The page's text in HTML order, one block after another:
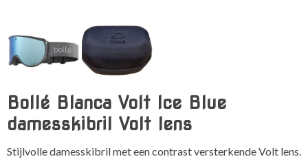
Bollé Blanca Volt Ice Blue
damesskibril Volt lens
Stijlvolle damesskibril met een contrast versterkende Volt lens.